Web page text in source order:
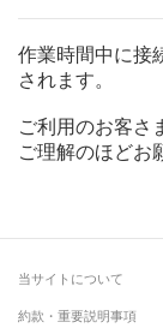
作業時間中に接
されます。
ご利用のお客さ
ご理解のほどお
当サイトについて
約款・重要説明事項